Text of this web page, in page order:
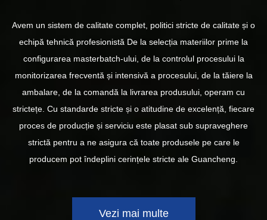
Avem un sistem de calitate complet, politici stricte de calitate și o
echipă tehnică profesionistă De la selecția materiilor prime la
configurarea masterbatch-ului, de la controlul procesului la
monitorizarea frecventă și intensivă a procesului, de la tăiere la
ambalare, de la comandă la livrarea produsului, operam cu
strictețe. Cu standarde stricte și o atitudine de excelență, fiecare
proces de producție și serviciu este plasat sub supraveghere
strictă pentru a ne asigura că toate produsele pe care le
producem pot îndeplini cerințele stricte ale Guancheng.
Vezi mai multe